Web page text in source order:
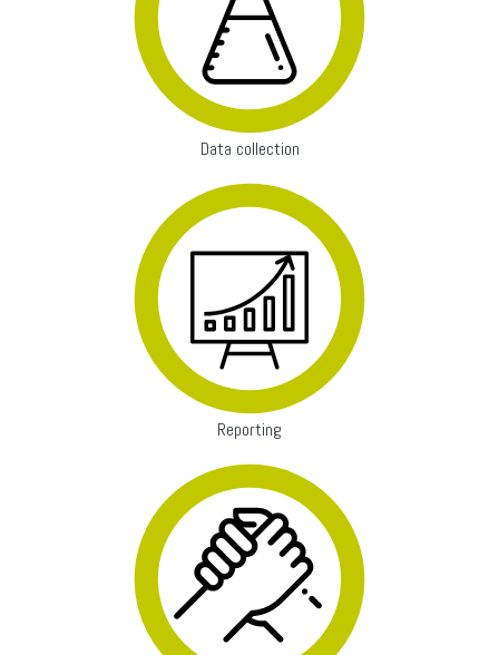
Data collection
Reporting